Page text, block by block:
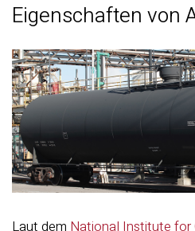
Eigenschaften von
Laut dem National Institute